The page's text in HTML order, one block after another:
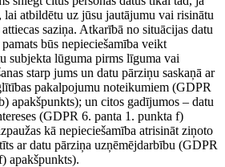
lai atbildētu uz jūsu jautājumu vai risinātu
saziņa. Atkarībā no situācijas datu
būs nepieciešamība veikt
subjekta lūguma pirms līguma vai
starp jums un datu pārziņu saskaņā ar
pakalpojumu noteikumiem (GDPR
apakšpunkts); un citos gadījumos – datu
(GDPR 6. panta 1. punkta f)
kā nepieciešamība atrisināt ziņoto
ar datu pārziņa uzņēmējdarbību (GDPR
apakšpunkts).